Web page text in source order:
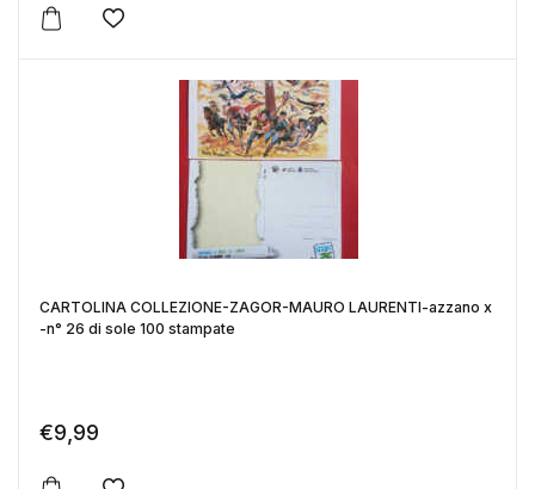
Aggiungi alla lista dei desideri
CARTOLINA COLLEZIONE-ZAGOR-MAURO LAURENTI-azzano x
-n° 26 di sole 100 stampate
€9,99